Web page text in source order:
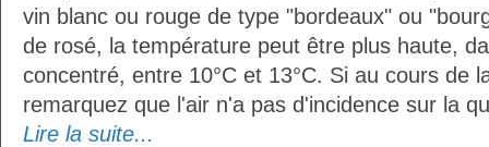
vin blanc ou rouge de type "bordeaux" ou
de rosé, la température peut être plus haute,
concentré, entre 10°C et 13°C. Si au cours de
remarquez que l'air n'a pas d'incidence sur la
Lire la suite...